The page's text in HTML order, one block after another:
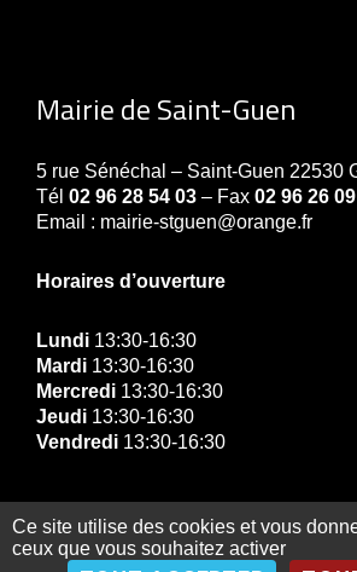
Mairie de Saint-Guen
5 rue Sénéchal – Saint-Guen 22530
Tél 02 96 28 54 03 – Fax 02 96 26
Email : mairie-stguen@orange.fr
Horaires d’ouverture
Lundi 13:30-16:30
Mardi 13:30-16:30
Mercredi 13:30-16:30
Jeudi 13:30-16:30
Vendredi 13:30-16:30
© Copyright Mairie de Guerledan
Ce site utilise des cookies et vous
ceux que vous souhaitez activer